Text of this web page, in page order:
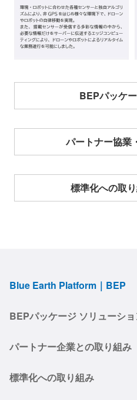
BEPパッケ
パートナー協業
標準化への取
Blue Earth Platform｜BEP
BEPパッケージ ソリューシ
パートナー企業との取り組み
標準化への取り組み